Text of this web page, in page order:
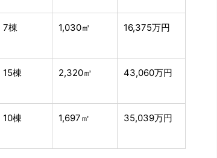
7棟 1,030㎡ 16,375万円
15棟 2,320㎡ 43,060万円
10棟 1,697㎡ 35,039万円